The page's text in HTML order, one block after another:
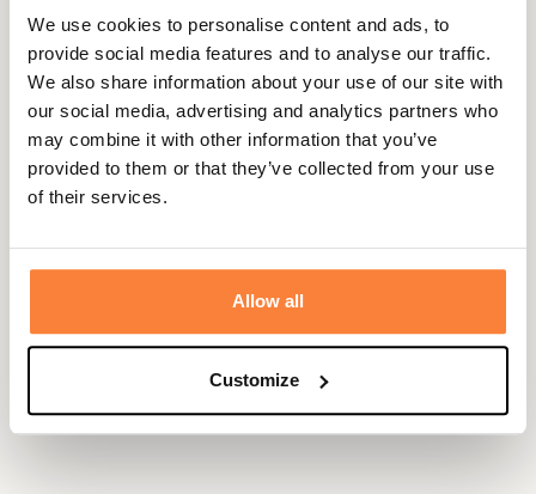
We use cookies to personalise content and ads, to
provide social media features and to analyse our traffic.
We also share information about your use of our site with
our social media, advertising and analytics partners who
may combine it with other information that you’ve
provided to them or that they’ve collected from your use
of their services.
Allow all
Customize
durabilité
La hauteur mi-mollet assure un bon maintien avec des
bottes de marche, deschaussures de travailou des
bottes de chasse , tout en évitant les surchauffes. Un
choix sûr pour celles et ceux qui exigent des vêtements
techniques, sobres et efficaces, à l’image de l’univers
outdoorde Ridgeline.
Fiche technique
Acrylique, Élasthanne, Laine
Genre Femme, Homme, Mixte